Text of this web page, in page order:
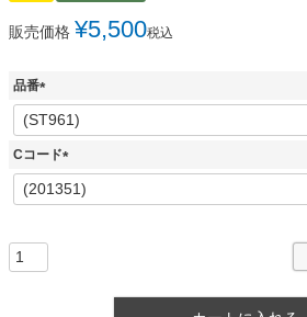
販売価格 ¥5,500税込
品番
(
必
須
Cコード
(
必